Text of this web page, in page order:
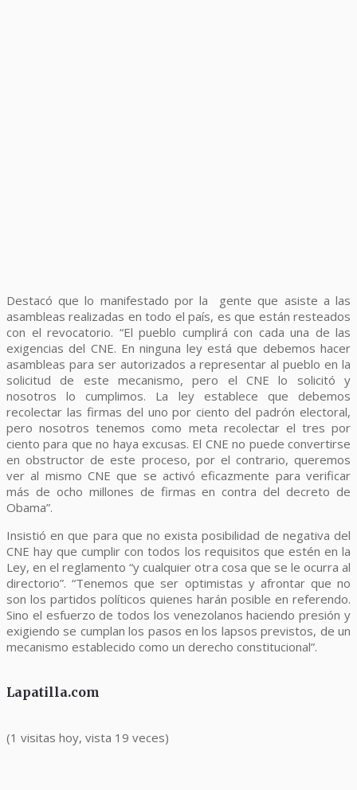
Destacó que lo manifestado por la gente que asiste a las
asambleas realizadas en todo el país, es que están resteados
con el revocatorio. “El pueblo cumplirá con cada una de las
exigencias del CNE. En ninguna ley está que debemos hacer
asambleas para ser autorizados a representar al pueblo en la
solicitud de este mecanismo, pero el CNE lo solicitó y
nosotros lo cumplimos. La ley establece que debemos
recolectar las firmas del uno por ciento del padrón electoral,
pero nosotros tenemos como meta recolectar el tres por
ciento para que no haya excusas. El CNE no puede convertirse
en obstructor de este proceso, por el contrario, queremos
ver al mismo CNE que se activó eficazmente para verificar
más de ocho millones de firmas en contra del decreto de
Obama”.
Insistió en que para que no exista posibilidad de negativa del
CNE hay que cumplir con todos los requisitos que estén en la
Ley, en el reglamento “y cualquier otra cosa que se le ocurra al
directorio”. “Tenemos que ser optimistas y afrontar que no
son los partidos políticos quienes harán posible en referendo.
Sino el esfuerzo de todos los venezolanos haciendo presión y
exigiendo se cumplan los pasos en los lapsos previstos, de un
mecanismo establecido como un derecho constitucional”.
Lapatilla.com
(1 visitas hoy, vista 19 veces)